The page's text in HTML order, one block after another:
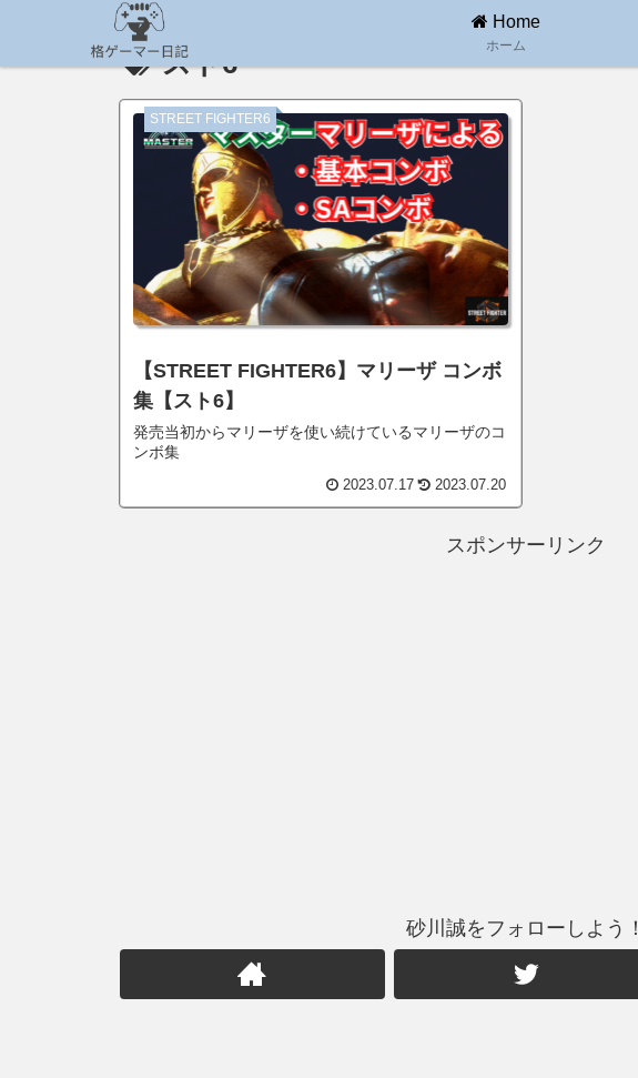
Home
ホーム
スト6
STREET FIGHTER6
【STREET FIGHTER6】マリーザ コンボ
集【スト6】
発売当初からマリーザを使い続けているマリーザのコ
ンボ集
2023.07.17 2023.07.20
スポンサーリンク
砂川誠をフォローしよう！